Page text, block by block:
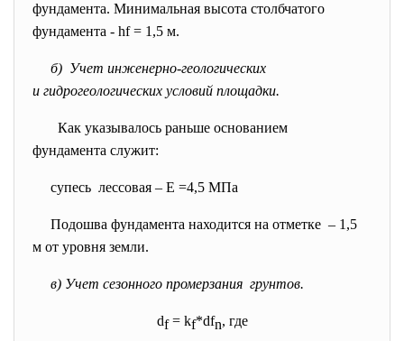
фундамента. Минимальная высота столбчатого
фундамента - hf = 1,5 м.
б) Учет инженерно-геологических
и гидрогеологических условий площадки.
Как указывалось раньше основанием
фундамента служит:
супесь лессовая – Е =4,5 МПа
Подошва фундамента находится на отметке – 1,5
м от уровня земли.
в) Учет сезонного промерзания грунтов.
df= kf*dfn, где